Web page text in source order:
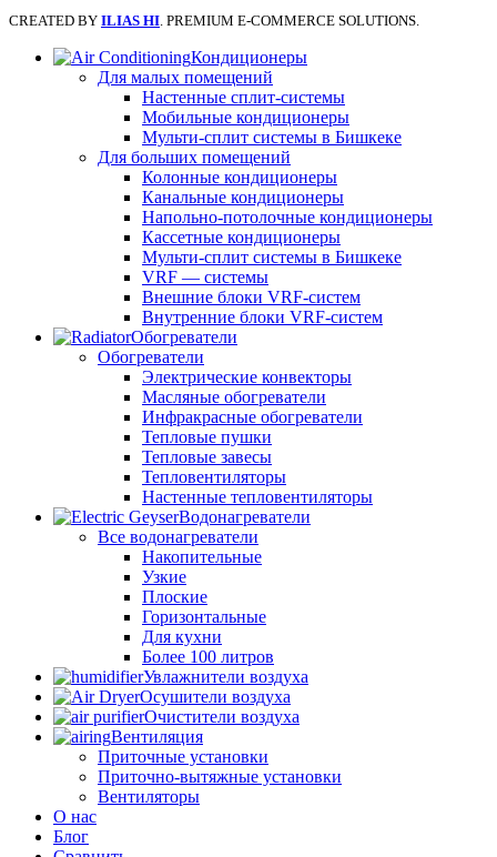
CREATED BY ILIAS HI . PREMIUM E-COMMERCE SOLUTIONS.
Кондиционеры
Для малых помещений
Настенные сплит-системы
Мобильные кондиционеры
Мульти-сплит системы в Бишкеке
Для больших помещений
Колонные кондиционеры
Канальные кондиционеры
Напольно-потолочные кондиционеры
Кассетные кондиционеры
Мульти-сплит системы в Бишкеке
VRF — системы
Внешние блоки VRF-систем
Внутренние блоки VRF-систем
Обогреватели
Обогреватели
Электрические конвекторы
Масляные обогреватели
Инфракрасные обогреватели
Тепловые пушки
Тепловые завесы
Тепловентиляторы
Настенные тепловентиляторы
Водонагреватели
Все водонагреватели
Накопительные
Узкие
Плоские
Горизонтальные
Для кухни
Более 100 литров
Увлажнители воздуха
Осушители воздуха
Очистители воздуха
Вентиляция
Приточные установки
Приточно-вытяжные установки
Вентиляторы
О нас
Блог